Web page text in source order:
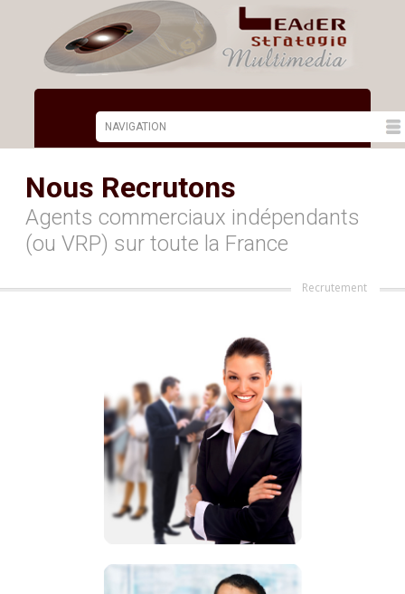
Nous Recrutons
Agents commerciaux indépendants
(ou VRP) sur toute la France
Recrutement